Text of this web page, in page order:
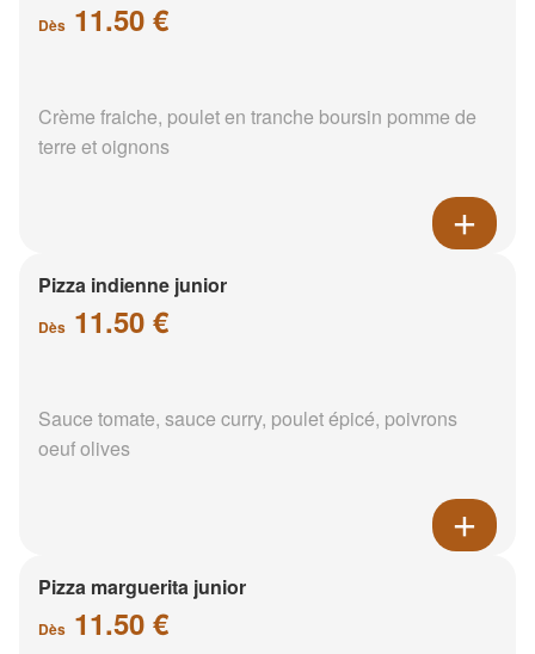
Dès 11.50 €
Crème fraiche, poulet en tranche boursin pomme de
terre et oignons
Pizza indienne junior
Dès 11.50 €
Sauce tomate, sauce curry, poulet épicé, poivrons
oeuf olives
Pizza marguerita junior
Dès 11.50 €